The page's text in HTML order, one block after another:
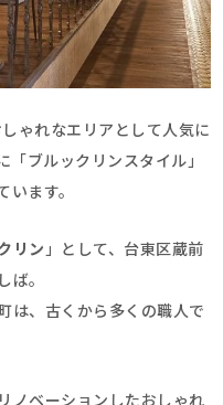
ゃれなエリアとして人気に
「ブルックリンスタイル」
います。
リン 」として、台東区蔵前
ば。
は、古くから多くの職人で
ノベーションしたおしゃれ